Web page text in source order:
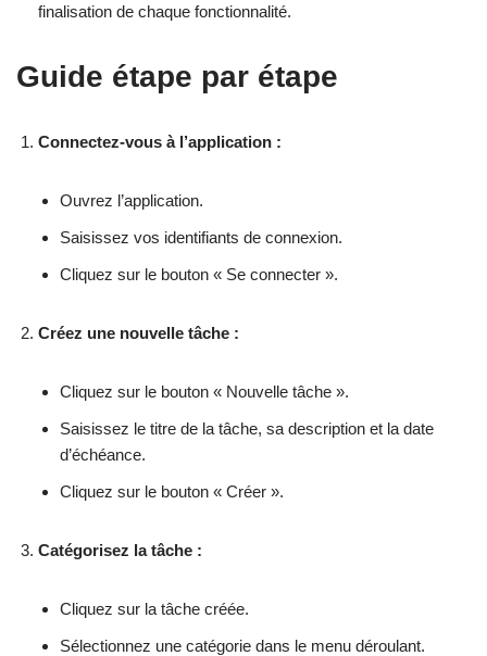
finalisation de chaque fonctionnalité.
Guide étape par étape
Connectez-vous à l’application :
Ouvrez l’application.
Saisissez vos identifiants de connexion.
Cliquez sur le bouton « Se connecter ».
Créez une nouvelle tâche :
Cliquez sur le bouton « Nouvelle tâche ».
Saisissez le titre de la tâche, sa description et la date
d’échéance.
Cliquez sur le bouton « Créer ».
Catégorisez la tâche :
Cliquez sur la tâche créée.
Sélectionnez une catégorie dans le menu déroulant.